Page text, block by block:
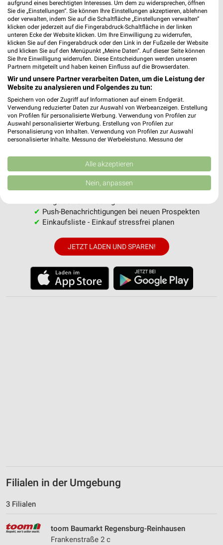
weekli - Prospekte & Angebote App
Alle toom Baumarkt Angebote immer griffbereit – mit der
kostenlosen weekli App für iOS & Android.
✔Standortgenaue Angebote
✔ Push-Benachrichtigungen bei neuen Prospekten
✔ Einkaufsliste - Einkauf stressfrei planen
JETZT LADEN UND SPAREN!
Filialen in der Umgebung
3 Filialen
toom Baumarkt Regensburg-Reinhausen
Frankenstraße 2 c
aufgrund eines berechtigten Interesses. Um dem zu widersprechen, öffnen
Sie die „Einstellungen“. Sie können Ihre Einstellungen akzeptieren, ablehnen
oder verwalten, indem Sie auf die Schaltfläche „Einstellungen verwalten“
klicken oder jederzeit auf die Fingerabdruck-Schaltfläche in der linken
unteren Ecke der Website klicken. Um Ihre Einwilligung zu widerrufen,
klicken Sie auf den Fingerabdruck oder den Link in der Fußzeile der Website
und klicken Sie auf den Menüpunkt „Meine Daten“. Auf dieser Seite können
Sie Ihre Einwilligung widerrufen. Diese Entscheidungen werden unseren
Partnern mitgeteilt und haben keinen Einfluss auf die Browserdaten.
Wir und unsere Partner verarbeiten Daten, um die Leistung der
Website zu analysieren und Folgendes zu tun:
Speichern von oder Zugriff auf Informationen auf einem Endgerät.
Verwendung reduzierter Daten zur Auswahl von Werbeanzeigen. Erstellung
von Profilen für personalisierte Werbung. Verwendung von Profilen zur
Auswahl personalisierter Werbung. Erstellung von Profilen zur
Personalisierung von Inhalten. Verwendung von Profilen zur Auswahl
personalisierter Inhalte. Messung der Werbeleistung. Messung der
Kombinationen von Daten aus verschiedenen Quellen. Entwicklung und
Verbesserung der Angebote. Verwendung reduzierter Daten zur Auswahl
von Inhalten.
Daten können außerhalb der Europäischen Union weitergegeben und in die
Website/App.
Partnerliste anzeigen (1 IAB-Anbieter)
IAB-Verarbeitungszwecke:
auf einem Endgerät
Verwendung reduzierter Daten zur Auswahl von
Kombinationen von Daten aus verschiedenen
Verwendung reduzierter Daten zur Auswahl von
Alle akzeptieren
Nein, anpassen